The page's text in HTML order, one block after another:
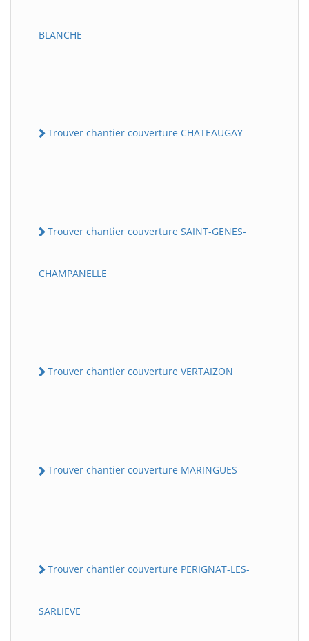
BLANCHE
Trouver chantier couverture CHATEAUGAY
Trouver chantier couverture SAINT-GENES-
CHAMPANELLE
Trouver chantier couverture VERTAIZON
Trouver chantier couverture MARINGUES
Trouver chantier couverture PERIGNAT-LES-
SARLIEVE